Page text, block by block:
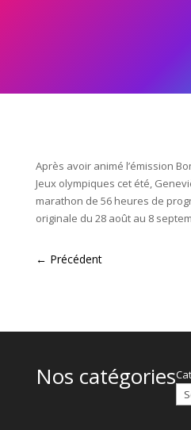
Après avoir animé l’émission
Jeux olympiques cet été,
marathon de 56 heures de
originale du 28 août au 8
← Précédent
Nos catégories